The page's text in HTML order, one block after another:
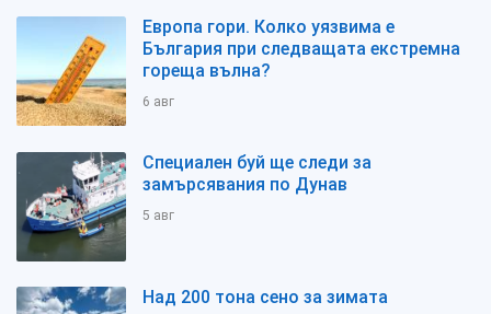
Европа гори. Колко уязвима е
България при следващата екстремна
гореща вълна?
6 авг
Специален буй ще следи за
замърсявания по Дунав
5 авг
Над 200 тона сено за зимата